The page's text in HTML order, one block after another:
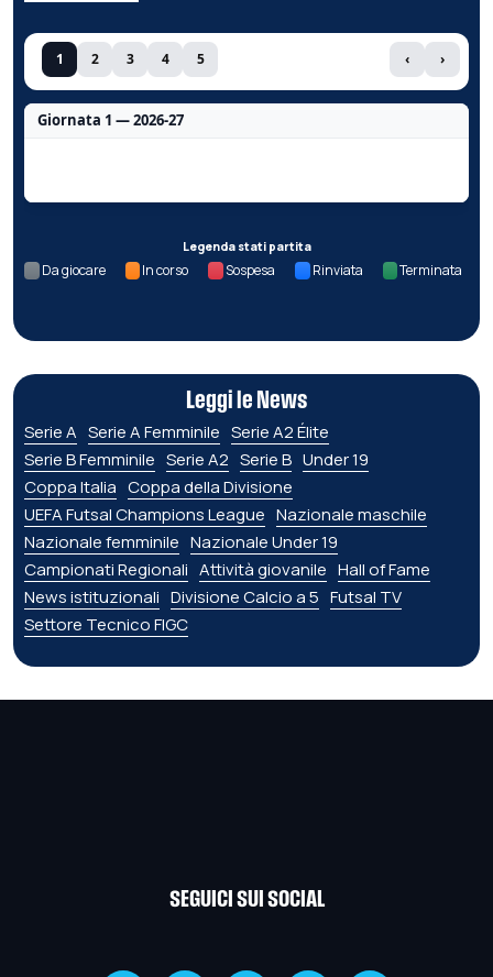
1 2 3 4 5 ‹ ›
Giornata 1 — 2026-27
Legenda stati partita
Da giocare In corso Sospesa Rinviata Terminata
Leggi le News
Serie A Serie A Femminile Serie A2 Élite
Serie B Femminile Serie A2 Serie B Under 19
Coppa Italia Coppa della Divisione
UEFA Futsal Champions League Nazionale maschile
Nazionale femminile Nazionale Under 19
Campionati Regionali Attività giovanile Hall of Fame
News istituzionali Divisione Calcio a 5 Futsal TV
Settore Tecnico FIGC
SEGUICI SUI SOCIAL